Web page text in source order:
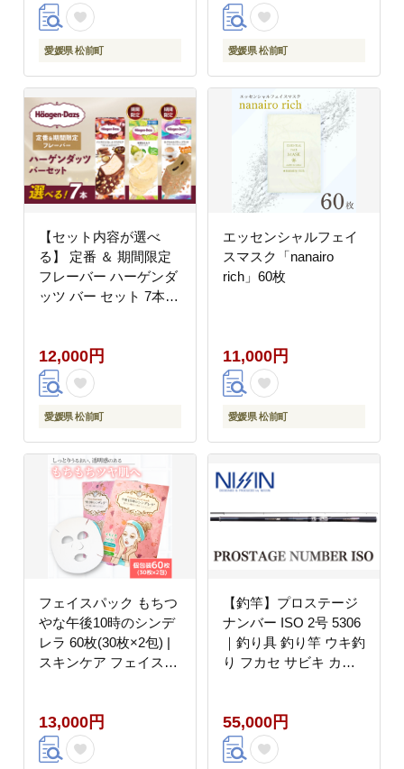
愛媛県 松前町
ゲンダッツバー アイス
クリーム ギフト セット
詰め合わせ ロイヤルミ
町
愛媛県 松前町
【セット内容が選べ
る】 定番 ＆ 期間限定
フレーバー ハーゲンダ
ッツ バー セット 7本入
本)〉｜ハーゲンダッツ
ハーゲンダッツバー ア
イスクリーム ギフト セ
ット 詰め合わせ バニラ
ア 愛媛県 松前町
12,000円
愛媛県 松前町
エッセンシャルフェイ
スマスク「nanairo
rich」60枚
11,000円
愛媛県 松前町
フェイスパック もちつ
やな午後10時のシンデ
レラ 60枚(30枚×2包) |
スキンケア フェイスパ
容 美容マスク 美容パッ
ク フェイスシート 国産
13,000円
【釣竿】プロステージ
ナンバー ISO 2号 5306
｜釣り具 釣り竿 ウキ釣
り フカセ サビキ カゴ
松前町
55,000円